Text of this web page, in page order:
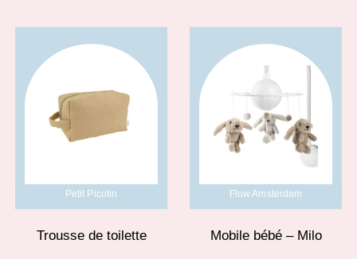
Petit Picotin
Trousse de toilette
Flow Amsterdam
Mobile bébé – Milo